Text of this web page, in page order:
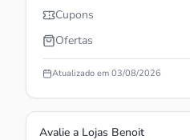
Cupons
Ofertas
Atualizado em 03/08/2026
Avalie a Lojas Benoit